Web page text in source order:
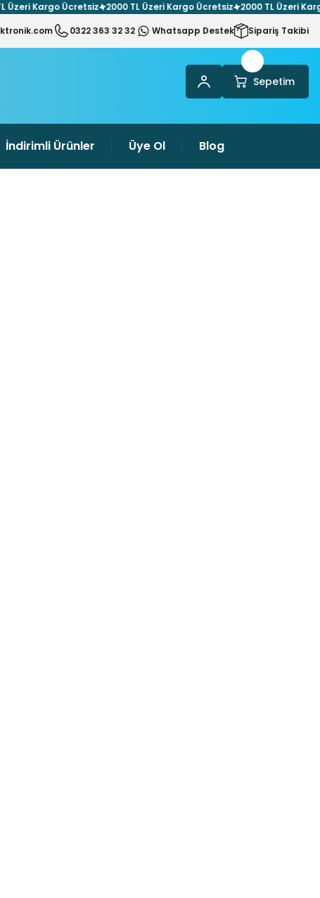
Kargo Ücretsiz 2000 TL Üzeri Kargo Ücretsiz 2000 TL Üzeri Kargo
0322 363 32 32 Whatsapp Destek Sipariş Takibi
Sepetim
İndirimli Ürünler Üye Ol Blog